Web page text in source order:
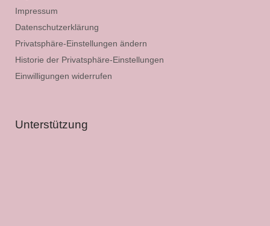
Impressum
Datenschutzerklärung
Privatsphäre-Einstellungen ändern
Historie der Privatsphäre-Einstellungen
Einwilligungen widerrufen
Unterstützung